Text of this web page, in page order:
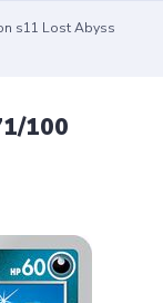
s11 Lost Abyss
100